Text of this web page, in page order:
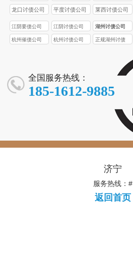
龙口讨债公司 平度讨债公司 莱西讨债公司
江阴要债公司 江阴讨债公司 湖州讨债公司
杭州催债公司 杭州讨债公司
正规湖州讨债
全国服务热线：
185-1612-9885
济宁
服务热线：#
返回首页